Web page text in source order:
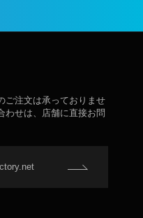
ご注文は承っておりませ
わせは、店舗に直接お問